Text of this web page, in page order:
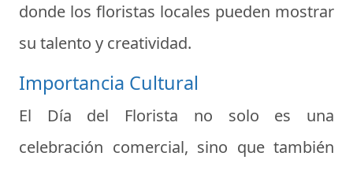
donde los floristas locales pueden mostrar
su talento y creatividad.
Importancia Cultural
El Día del Florista no solo es una
celebración comercial, sino que también